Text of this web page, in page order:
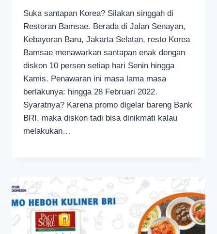
Suka santapan Korea? Silakan singgah di
Restoran Bamsae. Berada di Jalan Senayan,
Kebayoran Baru, Jakarta Selatan, resto Korea
Bamsae menawarkan santapan enak dengan
diskon 10 persen setiap hari Senin hingga
Kamis. Penawaran ini masa lama masa
berlakunya: hingga 28 Februari 2022.
Syaratnya? Karena promo digelar bareng Bank
BRI, maka diskon tadi bisa dinikmati kalau
melakukan…